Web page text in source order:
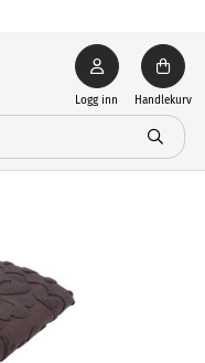
Logg inn Handlekurv